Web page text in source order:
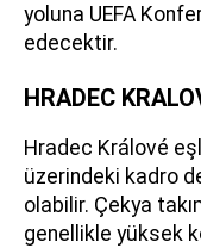
yoluna UEFA
edecektir.
HRADEC
Hradec Králové
üzerindeki kadro
olabilir. Çekya
genellikle yüksek